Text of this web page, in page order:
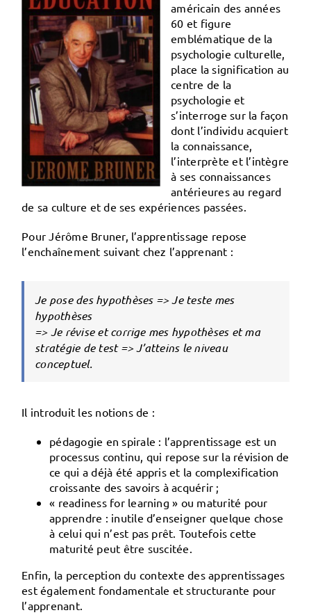
américain des années
60 et figure
emblématique de la
psychologie culturelle,
place la signification au
centre de la
psychologie et
s’interroge sur la façon
dont l’individu acquiert
la connaissance,
l’interprète et l’intègre
à ses connaissances
antérieures au regard
de sa culture et de ses expériences passées.
Pour Jérôme Bruner, l’apprentissage repose
l’enchaînement suivant chez l’apprenant :
Je pose des hypothèses => Je teste mes
hypothèses
=> Je révise et corrige mes hypothèses et ma
stratégie de test => J’atteins le niveau
conceptuel.
Il introduit les notions de :
pédagogie en spirale : l’apprentissage est un
processus continu, qui repose sur la révision de
ce qui a déjà été appris et la complexification
croissante des savoirs à acquérir ;
« readiness for learning » ou maturité pour
apprendre : inutile d’enseigner quelque chose
à celui qui n’est pas prêt. Toutefois cette
maturité peut être suscitée.
Enfin, la perception du contexte des apprentissages
est également fondamentale et structurante pour
l’apprenant.